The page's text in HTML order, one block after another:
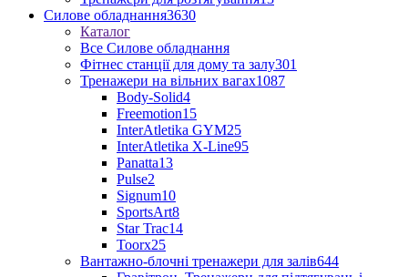
Силове обладнання3630
Каталог
Все Силове обладнання
Фітнес станції для дому та залу301
Тренажери на вільних вагах1087
Body-Solid4
Freemotion15
InterAtletika GYM25
InterAtletika X-Line95
Panatta13
Pulse2
Signum10
SportsArt8
Star Trac14
Toorx25
Вантажно-блочні тренажери для залів644